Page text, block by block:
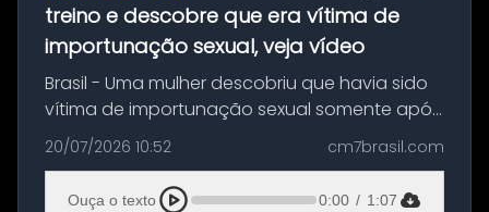
treino e descobre que era vítima de
importunação sexual, veja vídeo
Brasil - Uma mulher descobriu que havia sido
vítima de importunação sexual somente após
assistir a um vídeo que gravou enquanto
treinava na academia de um condomínio em
Feira de Santana, na Bahia. O c...
20/07/2026 10:52 cm7brasil.com
Ouça o texto 0:00 / 1:07